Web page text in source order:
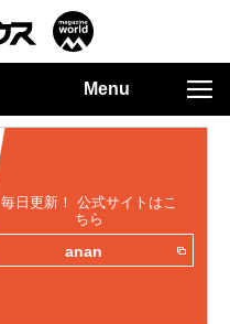
Menu
毎日更新！ 公式サイトはこ
ちら
anan